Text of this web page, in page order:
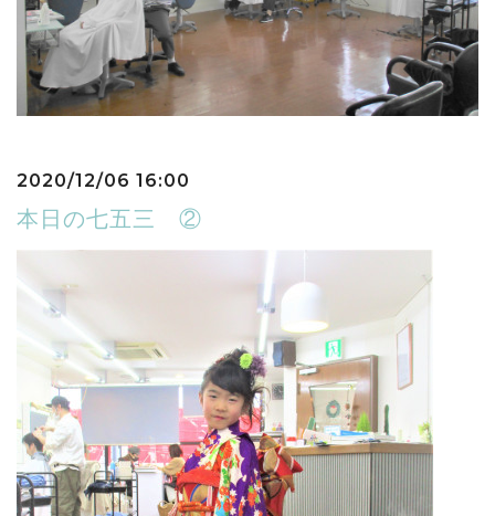
2020/12/06 16:00
本日の七五三 ②